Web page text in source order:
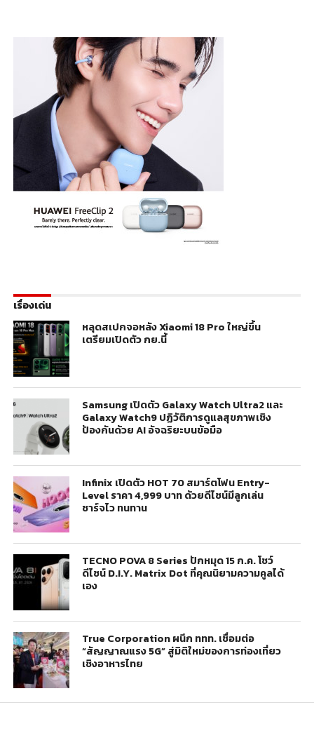
เรื่องเด่น
หลุดสเปกจอหลัง Xiaomi 18 Pro ใหญ่ขึ้น
เตรียมเปิดตัว กย.นี้
Samsung เปิดตัว Galaxy Watch Ultra2 และ
Galaxy Watch9 ปฏิวัติการดูแลสุขภาพเชิง
ป้องกันด้วย AI อัจฉริยะบนข้อมือ
Infinix เปิดตัว HOT 70 สมาร์ตโฟน Entry-
Level ราคา 4,999 บาท ด้วยดีไซน์มีลูกเล่น
ชาร์จไว ทนทาน
TECNO POVA 8 Series ปักหมุด 15 ก.ค. โชว์
ดีไซน์ D.I.Y. Matrix Dot ที่คุณนิยามความคูลได้
เอง
True Corporation ผนึก ททท. เชื่อมต่อ
“สัญญาณแรง 5G” สู่มิติใหม่ของการท่องเที่ยว
เชิงอาหารไทย